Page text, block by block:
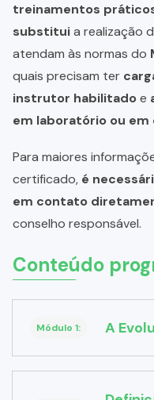
treinamentos
substituia realização
atendam às normas do
quais precisam ter
instrutor habilitadoe
em laboratório ou em
Para maiores
certificado, é
em contato
conselho responsável.
Conteúdo
Módulo 1: A